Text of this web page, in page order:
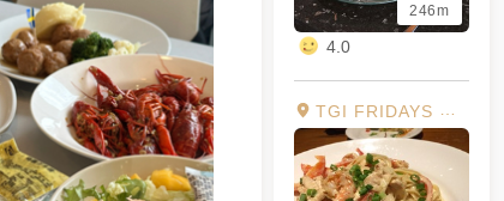
246m
4.0
TGI FRIDAYS 星期五美式餐廳 華泰餐廳